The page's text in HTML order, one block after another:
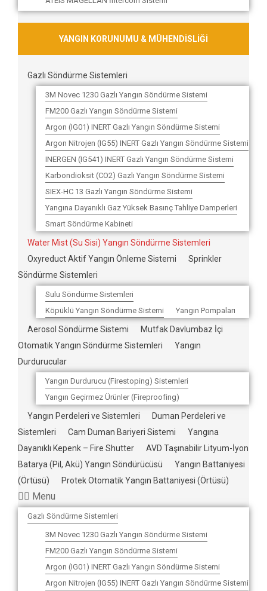
YANGIN KORUNUMU & MÜHENDİSLİĞİ
Gazlı Söndürme Sistemleri
3M Novec 1230 Gazlı Yangın Söndürme Sistemi
FM200 Gazlı Yangın Söndürme Sistemi
Argon (IG01) INERT Gazlı Yangın Söndürme Sistemi
Argon Nitrojen (IG55) INERT Gazlı Yangın Söndürme Sistemi
INERGEN (IG541) INERT Gazlı Yangın Söndürme Sistemi
Karbondioksit (CO2) Gazlı Yangın Söndürme Sistemi
SIEX-HC 13 Gazlı Yangın Söndürme Sistemi
Yangına Dayanıklı Gaz Yüksek Basınç Tahliye Damperleri
Smart Söndürme Kabineti
Water Mist (Su Sisi) Yangın Söndürme Sistemleri
Oxyreduct Aktif Yangın Önleme Sistemi
Sprinkler
Söndürme Sistemleri
Sulu Söndürme Sistemleri
Köpüklü Yangın Söndürme Sistemi
Yangın Pompaları
Aerosol Söndürme Sistemi
Mutfak Davlumbaz İçi
Otomatik Yangın Söndürme Sistemleri
Yangın
Durdurucular
Yangın Durdurucu (Firestoping) Sistemleri
Yangın Geçirmez Ürünler (Fireproofing)
Yangın Perdeleri ve Sistemleri
Duman Perdeleri ve
Sistemleri
Cam Duman Bariyeri Sistemi
Yangına
Dayanıklı Kepenk – Fire Shutter
AVD Taşınabilir Lityum-İyon
Batarya (Pil, Akü) Yangın Söndürücüsü
Yangın Battaniyesi
(Örtüsü)
Protek Otomatik Yangın Battaniyesi (Örtüsü)
Menu
Gazlı Söndürme Sistemleri
3M Novec 1230 Gazlı Yangın Söndürme Sistemi
FM200 Gazlı Yangın Söndürme Sistemi
Argon (IG01) INERT Gazlı Yangın Söndürme Sistemi
Argon Nitrojen (IG55) INERT Gazlı Yangın Söndürme Sistemi